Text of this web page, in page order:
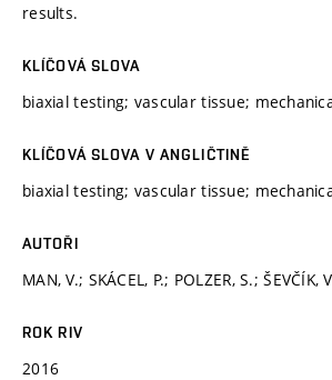
results.
KLÍČOVÁ SLOVA
biaxial testing; vascular tissue;
KLÍČOVÁ SLOVA V ANGLIČTINĚ
biaxial testing; vascular tissue;
AUTOŘI
MAN, V.; SKÁCEL, P.; POLZER, S.; ŠEVČÍK,
ROK RIV
2016